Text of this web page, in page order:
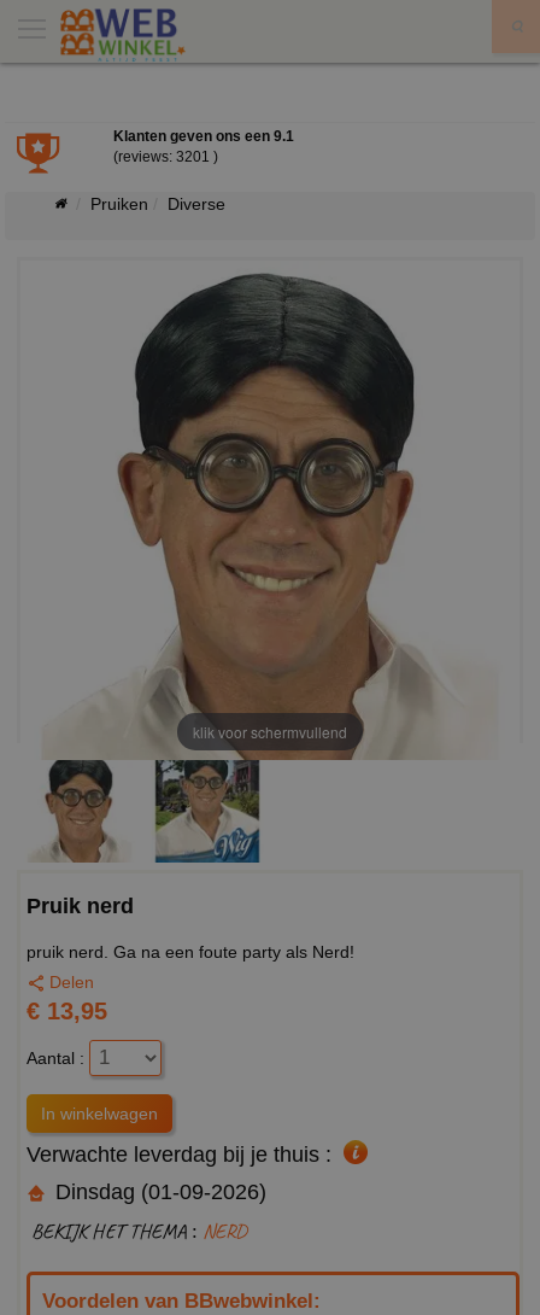
Klanten geven ons een 9.1
(reviews: 3201 )
Pruiken Diverse
klik voor schermvullend
Pruik nerd
pruik nerd. Ga na een foute party als Nerd!
Delen
€ 13,95
Aantal :
Verwachte leverdag bij je thuis :
Dinsdag (01-09-2026)
BEKIJK HET THEMA : NERD
Voordelen van BBwebwinkel: